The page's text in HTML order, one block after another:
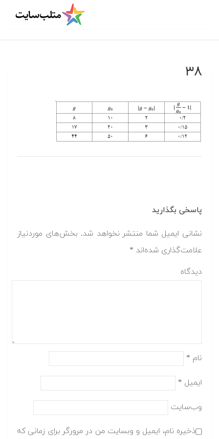
۳۸
پاسخی بگذارید
نشانی ایمیل شما منتشر نخواهد شد. بخش‌های موردنیاز
علامت‌گذاری شده‌اند *
دیدگاه
نام *
ایمیل *
وب‌سایت
ذخیره نام، ایمیل و وبسایت من در مرورگر برای زمانی که